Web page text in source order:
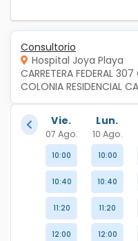
Consultorio
Hospital Joya Playa
CARRETERA FEDERAL
COLONIA RESIDENCIAL
Vie.
07 Ago.
Lun.
10 Ago.
10:00
10:40
11:20
12:00
10:00
10:40
11:20
12:00